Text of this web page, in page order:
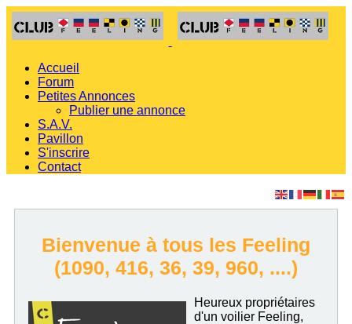
Accueil
Forum
Petites Annonces
Publier une annonce
S.A.V.
Pavillon
S'inscrire
Contact
Bienvenue à tous les Feeling
(1090, 416, 36, 39, 960, ....)
Heureux propriétaires
d'un voilier Feeling,